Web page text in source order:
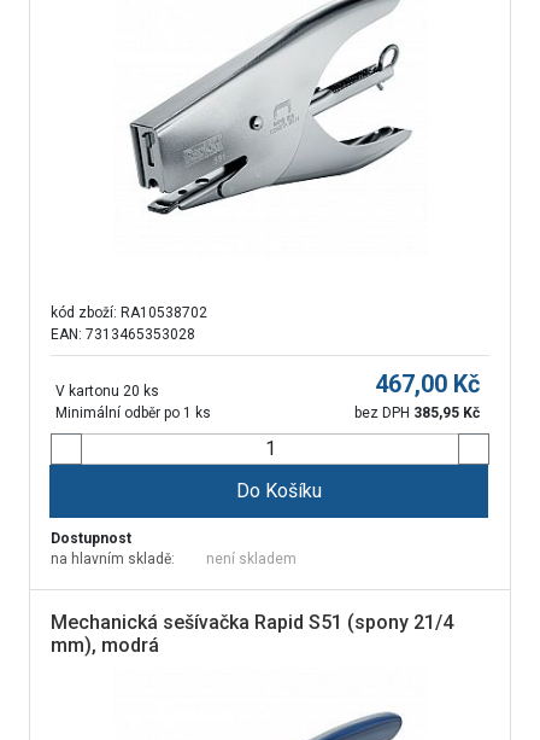
kód zboží: RA10538702
EAN: 7313465353028
V kartonu 20 ks
Minimální odběr po 1 ks
467,00 Kč
bez DPH 385,95 Kč
Do Košíku
Dostupnost
na hlavním skladě:
není skladem
Mechanická sešívačka Rapid S51 (spony 21/4
mm), modrá